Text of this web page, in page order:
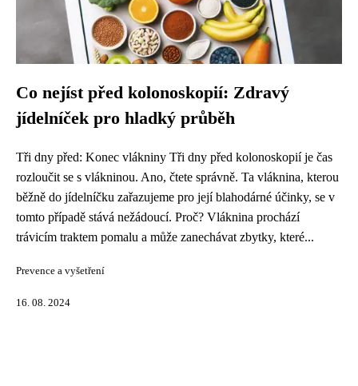
Co nejíst před kolonoskopií: Zdravý
jídelníček pro hladký průběh
Tři dny před: Konec vlákniny Tři dny před kolonoskopií je čas
rozloučit se s vlákninou. Ano, čtete správně. Ta vláknina, kterou
běžně do jídelníčku zařazujeme pro její blahodárné účinky, se v
tomto případě stává nežádoucí. Proč? Vláknina prochází
trávicím traktem pomalu a může zanechávat zbytky, které...
Prevence a vyšetření
16. 08. 2024